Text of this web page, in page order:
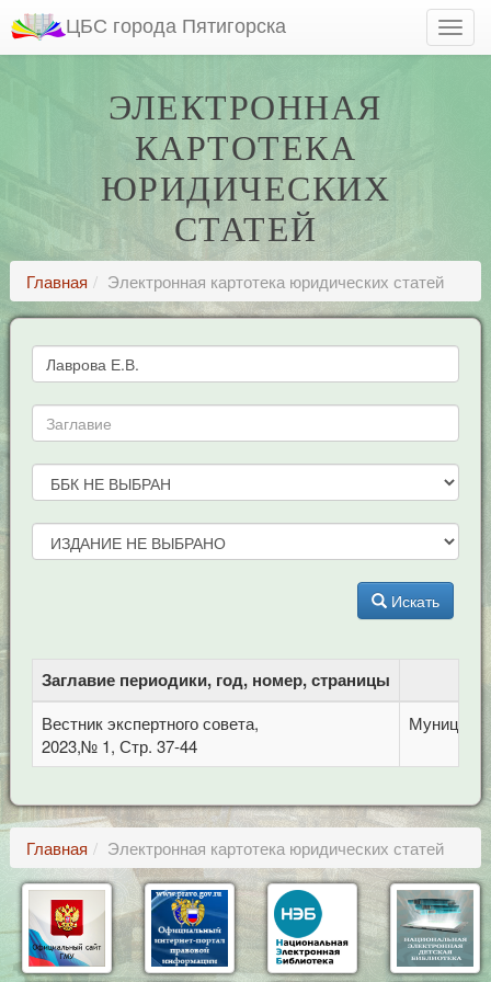
ЦБС города Пятигорска
ЭЛЕКТРОННАЯ
КАРТОТЕКА
ЮРИДИЧЕСКИХ
СТАТЕЙ
Главная Электронная картотека юридических статей
Искать
Заглавие периодики, год, номер, страницы
Вестник экспертного совета,
2023,№ 1, Стр. 37-44
Главная Электронная картотека юридических статей